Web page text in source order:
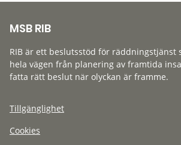
MSB RIB
RIB är ett beslutsstöd för räddningstjänst
hela vägen från planering av framtida
fatta rätt beslut när olyckan är framme.
Tillgänglighet
Cookies